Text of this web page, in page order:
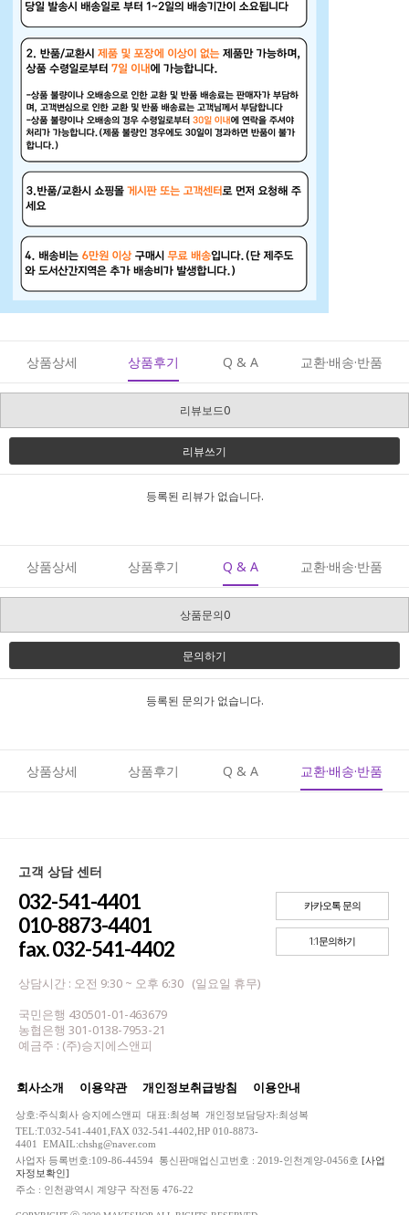
상품상세 상품후기 Q & A 교환·배송·반품
리뷰보드0
리뷰쓰기
등록된 리뷰가 없습니다.
상품상세 상품후기 Q & A 교환·배송·반품
상품문의0
문의하기
등록된 문의가 없습니다.
상품상세 상품후기 Q & A 교환·배송·반품
고객 상담 센터
032-541-4401
010-8873-4401
fax. 032-541-4402
상담시간 : 오전 9:30 ~ 오후 6:30 (일요일 휴무)
국민은행 430501-01-463679
농협은행 301-0138-7953-21
예금주 : (주)승지에스앤피
카카오톡 문의
1:1문의하기
회사소개 이용약관 개인정보취급방침 이용안내
상호:주식회사 승지에스앤피 대표:최성복 개인정보담당자:최성복
TEL:T.032-541-4401,FAX 032-541-4402,HP 010-8873-
4401 EMAIL:chshg@naver.com
사업자 등록번호:109-86-44594 통신판매업신고번호 : 2019-인천계양-0456호 [사업
자정보확인]
주소 : 인천광역시 계양구 작전동 476-22